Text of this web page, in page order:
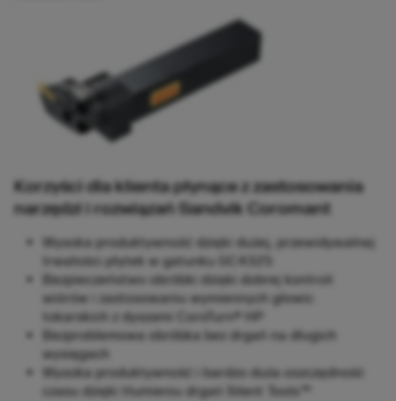
Korzyści dla klienta płynące z zastosowania
narzędzi i rozwiązań Sandvik Coromant
Wysoka produktywność dzięki dużej, przewidywalnej
trwałości płytek w gatunku GC4325
Bezpieczeństwo obróbki dzięki dobrej kontroli
wiórów i zastosowaniu wymiennych głowic
tokarskich z dyszami CoroTurn® HP
Bezproblemowa obróbka bez drgań na długich
wysięgach
Wysoka produktywność i bardzo duża oszczędność
czasu dzięki tłumieniu drgań Silent Tools™